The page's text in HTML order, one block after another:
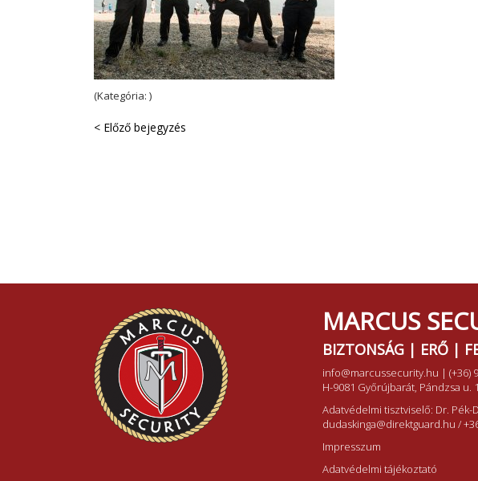
(Kategória: )
< Előző bejegyzés
MARCUS
BIZTONSÁG | ERŐ |
info@marcussecurity.hu | (+36)
H-9081 Győrújbarát, Pándzsa u.
Adatvédelmi tisztviselő: Dr. Pék-
dudaskinga@direktguard.hu /
Impresszum
Adatvédelmi tájékoztató